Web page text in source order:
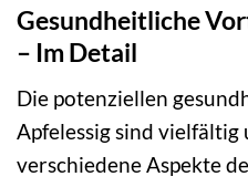
Gesundheitliche
– Im Detail
Die potenziellen
Apfelessig sind vielfältig
verschiedene Aspekte